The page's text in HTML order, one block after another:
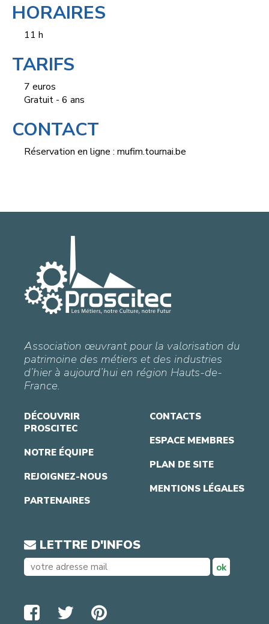
HORAIRES
11 h
TARIFS
7 euros
Gratuit - 6 ans
CONTACT
Réservation en ligne : mufim.tournai.be
Association œuvrant pour la valorisation du
patrimoine des métiers et des industries
d’hier à aujourd’hui en région Hauts-de-
France.
DÉCOUVRIR
PROSCITEC
NOTRE ÉQUIPE
REJOIGNEZ-NOUS
PARTENAIRES
CONTACTS
ESPACE MEMBRES
PLAN DE SITE
MENTIONS LÉGALES
LETTRE D'INFOS